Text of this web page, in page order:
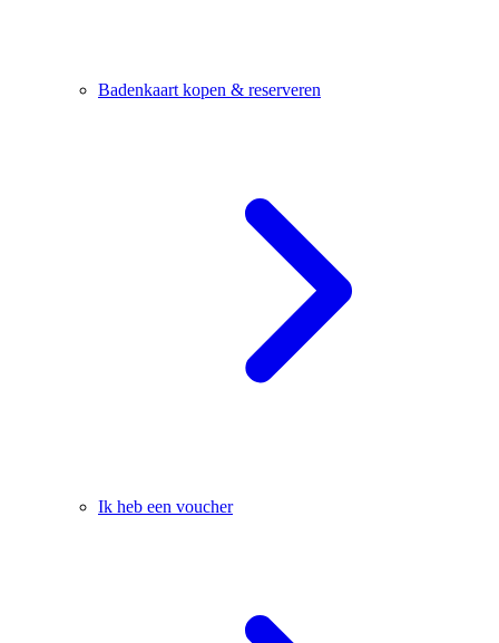
Badenkaart kopen & reserveren
Ik heb een voucher